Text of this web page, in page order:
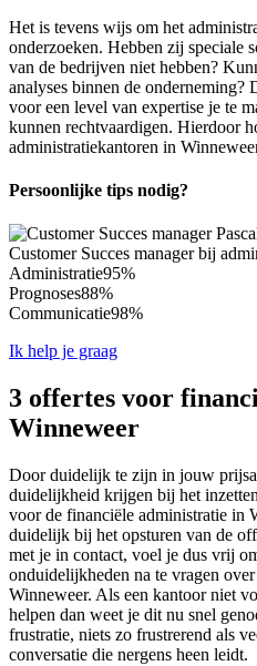
Het is tevens wijs om het
onderzoeken. Hebben zij speciale
van de bedrijven niet hebben?
analyses binnen de onderneming?
voor een level van expertise je te
kunnen rechtvaardigen. Hierdoor
administratiekantoren in
Persoonlijke tips nodig?
Customer Succes manager bij
Administratie95%
Prognoses88%
Communicatie98%
Ik help je graag
3 offertes voor
Winneweer
Door duidelijk te zijn in jouw
duidelijkheid krijgen bij het
voor de financiële administratie in
duidelijk bij het opsturen van de
met je in contact, voel je dus vrij
onduidelijkheden na te vragen
Winneweer. Als een kantoor niet
helpen dan weet je dit nu snel
frustratie, niets zo frustrerend als
conversatie die nergens heen leidt.